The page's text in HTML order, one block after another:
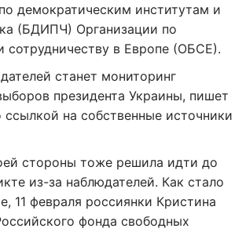
демократическим институтам и
(БДИПЧ) Организации по
сотрудничеству в Европе (ОБСЕ).
станет мониторинг
президента Украины, пишет
ссылкой на собственные источники
стороны тоже решила идти до
из-за наблюдателей. Как стало
11 февраля россиянки Кристина
фонда свободных